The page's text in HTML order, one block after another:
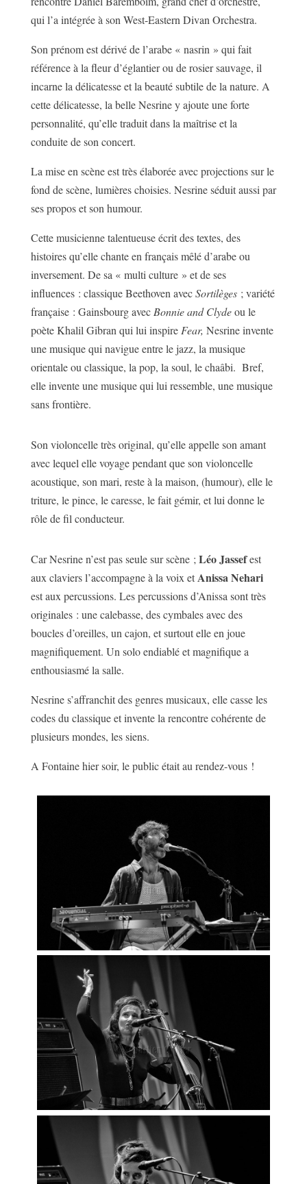
qui l’a intégrée à son West-Eastern Divan Orchestra.
Son prénom est dérivé de l’arabe « nasrin » qui fait
référence à la fleur d’églantier ou de rosier sauvage, il
incarne la délicatesse et la beauté subtile de la nature. A
cette délicatesse, la belle Nesrine y ajoute une forte
personnalité, qu’elle traduit dans la maîtrise et la
conduite de son concert.
La mise en scène est très élaborée avec projections sur le
fond de scène, lumières choisies. Nesrine séduit aussi par
ses propos et son humour.
Cette musicienne talentueuse écrit des textes, des
histoires qu’elle chante en français mêlé d’arabe ou
inversement. De sa « multi culture » et de ses
influences : classique Beethoven avecSortilèges ; variété
française : Gainsbourg avec Bonnie and Clydeou le
poète Khalil Gibran qui lui inspire Fear, Nesrine invente
une musique qui navigue entre le jazz, la musique
orientale ou classique, la pop, la soul, le chaâbi. Bref,
elle invente une musique qui lui ressemble, une musique
sans frontière.
Son violoncelle très original, qu’elle appelle son amant
avec lequel elle voyage pendant que son violoncelle
acoustique, son mari, reste à la maison, (humour), elle le
triture, le pince, le caresse, le fait gémir, et lui donne le
rôle de fil conducteur.
Car Nesrine n’est pas seule sur scène ; Léo Jassefest
aux claviers l’accompagne à la voix et Anissa Nehari
est aux percussions. Les percussions d’Anissa sont très
originales : une calebasse, des cymbales avec des
boucles d’oreilles, un cajon, et surtout elle en joue
magnifiquement. Un solo endiablé et magnifique a
enthousiasmé la salle.
Nesrine s’affranchit des genres musicaux, elle casse les
codes du classique et invente la rencontre cohérente de
plusieurs mondes, les siens.
A Fontaine hier soir, le public était au rendez-vous !